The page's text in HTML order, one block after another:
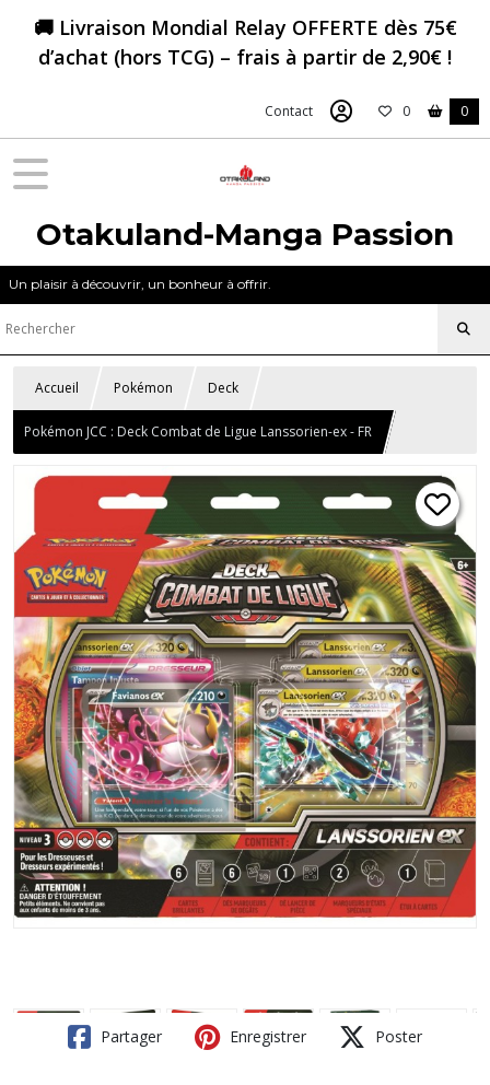
🚚 Livraison Mondial Relay OFFERTE dès 75€
d’achat (hors TCG) – frais à partir de 2,90€ !
Contact 0 0
Otakuland-Manga Passion
Un plaisir à découvrir, un bonheur à offrir.
Accueil Pokémon Deck
Pokémon JCC : Deck Combat de Ligue Lanssorien-ex - FR
Partager Enregistrer Poster